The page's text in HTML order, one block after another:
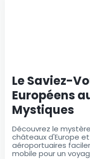
Le Saviez-
Européens
Mystiques
Découvrez le
châteaux d'Europe
aéroportuaires
mobile pour un